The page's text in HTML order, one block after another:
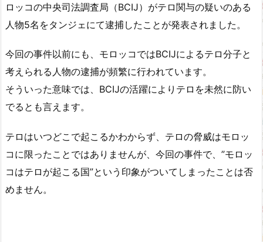
ロッコの中央司法調査局（BCIJ）がテロ関与の疑いのある
人物5名をタンジェにて逮捕したことが発表されました。
今回の事件以前にも、モロッコではBCIJによるテロ分子と
考えられる人物の逮捕が頻繁に行われています。
そういった意味では、BCIJの活躍によりテロを未然に防い
でるとも言えます。
テロはいつどこで起こるかわからず、テロの脅威はモロッ
コに限ったことではありませんが、今回の事件で、”モロッ
コはテロが起こる国”という印象がついてしまったことは否
めません。